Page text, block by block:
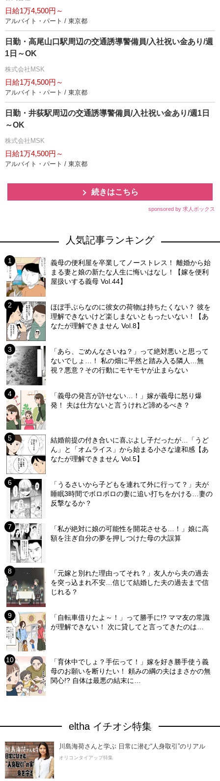
日給1万4,500円～
アルバイト・パート / 東京都
日勤・高尾山口駅周辺の交通誘導警備員/入社祝い金あり/週
1日～OK
株式会社MSK
日給1万4,500円～
アルバイト・パート / 東京都
日勤・井荻駅周辺の交通誘導警備員/入社祝い金あり/週1日
～OK
株式会社MSK
日給1万4,500円～
アルバイト・パート / 東京都
続きはこちら
sponsored by 求人ボックス
人気記事ランキング
義母の便利屋を卒業してノーストレス！ 離婚から始
まる妻と娘の新たな人生に悔いはなし！【嫁を便利
屋扱いする義母 Vol.44】
ほぼ手ぶらなのに彼女の荷物は持ちたくない？ 彼を
理解できないけど楽しまないともったいない！【あ
なたが理解できません Vol.8】
「あら、ごめんなさいね？」って絶対悪いと思って
ないでしょ…！ 私の畑に平然と踏み入る隣人…無
視？悪意？その行動にモヤモヤが止まらない
「義母の発言が許せない…！」嫁が義母に怒り爆
発！ 夫は仕方ないと言うけれど諦めるべき？
結婚前提の付き合いに喜ぶよし子だったが…「うど
ん」と「オムライス」から始まる小さな違和感【あ
なたが理解できません Vol.5】
「うるさいから子どもを連れて外に行って？」夫が
睡眠3時間でボロボロの妻に追い打ちをかける…妻の
反撃なるか？
「私が絶対に娘の可能性を開花させる…！」娘に高
額を注ぎ自分の夢を押しつけた母の大誤算
「元嫁と別れた理由ってそれ？」友人から夫の過去
を突っ込まれ不安…信じて結婚した夫の過去まで信
じれる？
「自転車借りたよ～！」って勝手に!? ママ友の常識
が理解できない！ 次に貸してと言ってきたのは…
「育休中でしょ？手伝って！」嫁を好き勝手使う義
母のお願いを断りたい！ 頼みの綱の夫はまさかの無
関心!? 自体は最悪の結末に…
eltha イチオシ特集
川島海荷さんと学ぶ 日常に潜む“人身取引”のリアル
オリコンタイアップ特集